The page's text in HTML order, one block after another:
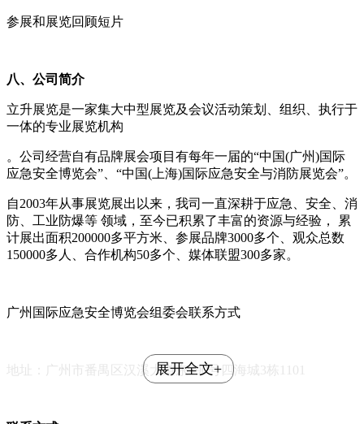
参展和展览回顾短片
八、公司简介
立升展览是一家集大中型展览及会议活动策划、组织、执行于
一体的专业展览机构
。公司经营自有品牌展会项目有每年一届的“中国(广州)国际
应急安全博览会”、“中国(上海)国际应急安全与消防展览会”。
自2003年从事展览展出以来，我司一直深耕于应急、安全、消
防、工业防爆等 领域，至今已积累了丰富的资源与经验， 累
计展出面积200000多平方米、参展品牌3000多个、观众总数
150000多人、合作机构50多个、媒体联盟300多家。
广州国际应急安全博览会组委会联系方式
地址：广州市番禺区汉溪大道东390号四海城3栋1101
展开全文+